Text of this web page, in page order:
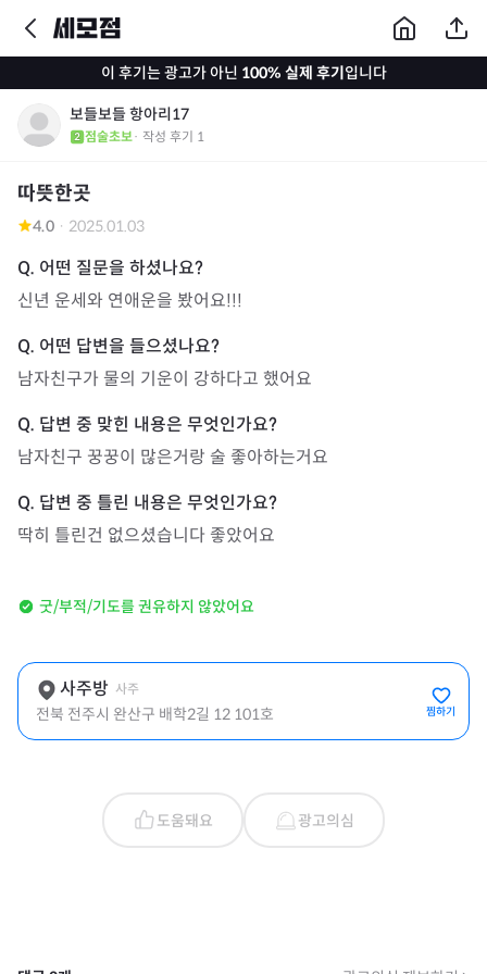
이 후기는 광고가 아닌 100% 실제 후기입니다
보들보들 항아리17
점술초보· 작성 후기 1
따뜻한곳
4.0 · 2025.01.03
신년 운세와 연애운을 봤어요!!!
남자친구가 물의 기운이 강하다고 했어요
남자친구 꿍꿍이 많은거랑 술 좋아하는거요
딱히 틀린건 없으셨습니다 좋았어요
굿/부적/기도를 권유하지 않았어요
사주방 사주
전북 전주시 완산구 배학2길 12 101호 찜하기
도움돼요 광고의심